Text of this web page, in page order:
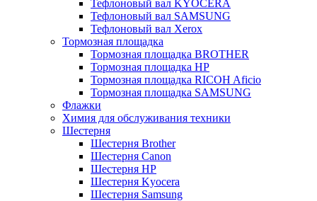
Тефлоновый вал KYOCERA
Тефлоновый вал SAMSUNG
Тефлоновый вал Xerox
Тормозная площадка
Тормозная площадка BROTHER
Тормозная площадка HP
Тормозная площадка RICOH Aficio
Тормозная площадка SAMSUNG
Флажки
Химия для обслуживания техники
Шестерня
Шестерня Brother
Шестерня Canon
Шестерня HP
Шестерня Kyocera
Шестерня Samsung